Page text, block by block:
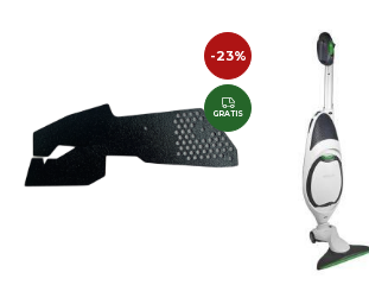
-23%
GRATIS